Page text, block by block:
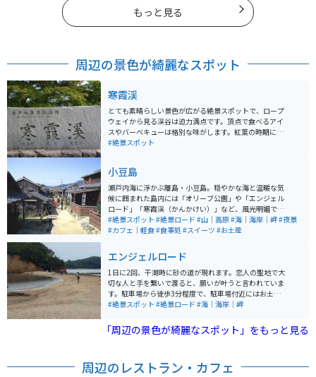
もっと見る
周辺の景色が綺麗なスポット
寒霞渓
とても素晴らしい景色が広がる絶景スポットで、ロープ
ウェイから見る渓谷は迫力満点です。頂点で食べるアイ
スやバーベキューは格別な味がします。紅葉の時期に行
くことをオススメします。
#絶景スポット
小豆島
瀬戸内海に浮かぶ離島・小豆島。穏やかな海と温暖な気
候に囲まれた島内には「オリーブ公園」や「エンジェル
ロード」「寒霞渓（かんかけい）」など、風光明媚でフ
ォトジェニックなスポットがたくさんあります。「二十
四の瞳映画村・岬の分教場」や桜の名所「城山公園」
深い場所も多く、女性や若者の旅先としても注目されて
います。「迷路のまち」や「中山千枚田」など内陸部に
も見どころが多いのも魅力です。
#絶景スポット #絶景ロード #山｜高原#海｜海岸｜岬#夜景
#カフェ｜軽食#食事処 #スイーツ #お土産
エンジェルロード
1日に2回、干潮時に砂の道が現れます。恋人の聖地で大
切な人と手を繋いで渡ると、願いが叶うと言われていま
す。駐車場から徒歩3分程度で、駐車場付近にはお土産屋
もあります。干潮時しか渡れないので、行く際は、干潮
#絶景スポット #絶景ロード #海｜海岸｜岬
「周辺の景色が綺麗なスポット」をもっと見る
周辺のレストラン・カフェ